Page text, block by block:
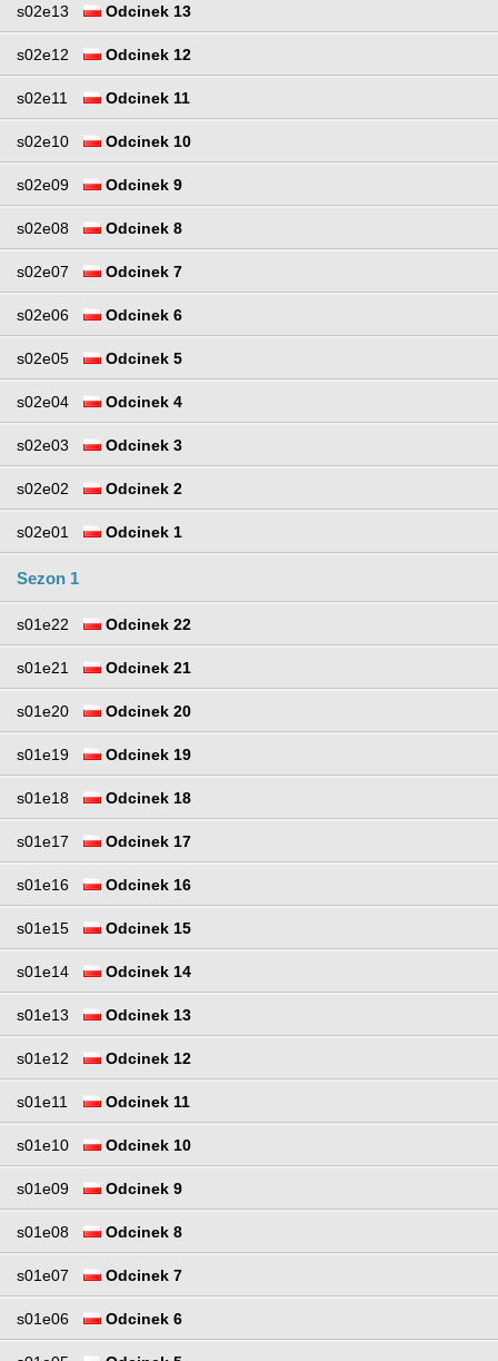
s02e13 Odcinek 13
s02e12 Odcinek 12
s02e11 Odcinek 11
s02e10 Odcinek 10
s02e09 Odcinek 9
s02e08 Odcinek 8
s02e07 Odcinek 7
s02e06 Odcinek 6
s02e05 Odcinek 5
s02e04 Odcinek 4
s02e03 Odcinek 3
s02e02 Odcinek 2
s02e01 Odcinek 1
Sezon 1
s01e22 Odcinek 22
s01e21 Odcinek 21
s01e20 Odcinek 20
s01e19 Odcinek 19
s01e18 Odcinek 18
s01e17 Odcinek 17
s01e16 Odcinek 16
s01e15 Odcinek 15
s01e14 Odcinek 14
s01e13 Odcinek 13
s01e12 Odcinek 12
s01e11 Odcinek 11
s01e10 Odcinek 10
s01e09 Odcinek 9
s01e08 Odcinek 8
s01e07 Odcinek 7
s01e06 Odcinek 6